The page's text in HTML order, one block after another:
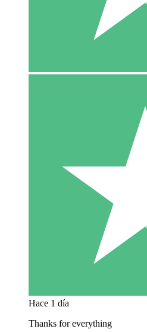
Hace 1 día
Thanks for everything